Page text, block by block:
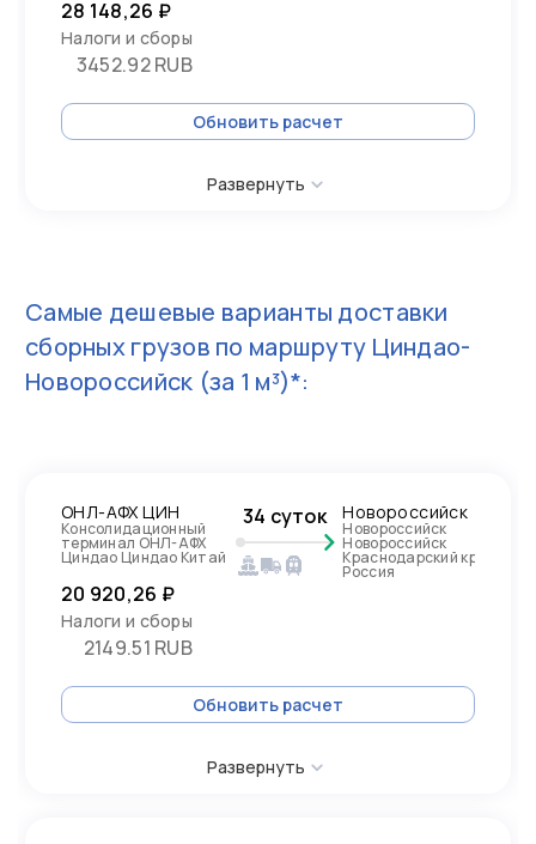
28 148,26 ₽
Налоги и сборы
3452.92 RUB
Обновить расчет
Развернуть
Самые дешевые варианты доставки
сборных грузов по маршруту Циндао-
Новороссийск (за 1 м³)*:
ОНЛ-АФХ ЦИН
Консолидационный
терминал ОНЛ-АФХ
Циндао Циндао Китай
34 суток Новороссийск
Новороссийск
Новороссийск
Краснодарский край,
Россия
20 920,26 ₽
Налоги и сборы
2149.51 RUB
Обновить расчет
Развернуть